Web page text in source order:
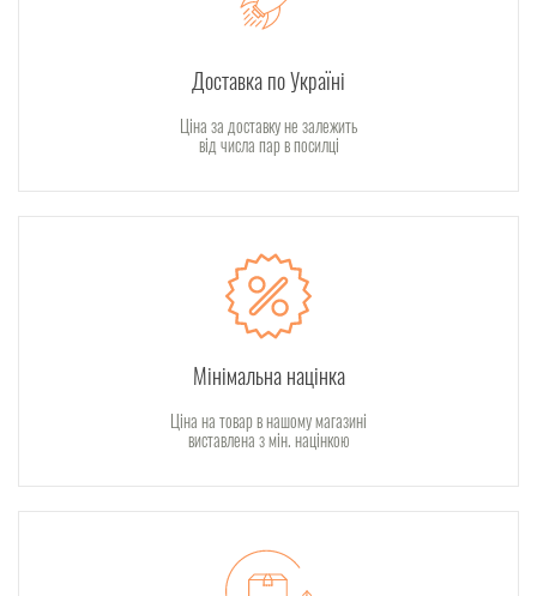
Доставка по Україні
Ціна за доставку не залежить
від числа пар в посилці
Мінімальна націнка
Ціна на товар в нашому магазині
виставлена з мін. націнкою